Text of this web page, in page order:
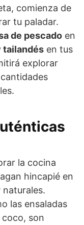
comienza de
tu paladar.
de pescado en
tailandés en tus
explorar
la cocina
hincapié en
las ensaladas
coco, son